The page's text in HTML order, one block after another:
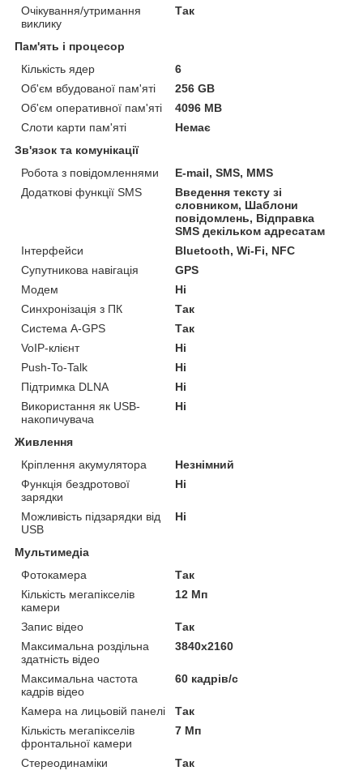
Очікування/утримання
виклику
Так
Пам'ять і процесор
Кількість ядер
6
Об'єм вбудованої пам'яті
256 GB
Об'єм оперативної пам'яті
4096 MB
Слоти карти пам'яті
Немає
Зв'язок та комунікації
Робота з повідомленнями
E-mail, SMS, MMS
Додаткові функції SMS
Введення тексту зі
словником, Шаблони
повідомлень, Відправка
SMS декільком адресатам
Інтерфейси
Bluetooth, Wi-Fi, NFC
Супутникова навігація
GPS
Модем
Ні
Синхронізація з ПК
Так
Система A-GPS
Так
VoIP-клієнт
Ні
Push-To-Talk
Ні
Підтримка DLNA
Ні
Використання як USB-
накопичувача
Ні
Живлення
Кріплення акумулятора
Незнімний
Функція бездротової
зарядки
Ні
Можливість підзарядки від
USB
Ні
Мультимедіа
Фотокамера
Так
Кількість мегапікселів
камери
12 Мп
Запис відео
Так
Максимальна роздільна
здатність відео
3840x2160
Максимальна частота
кадрів відео
60 кадрів/с
Камера на лицьовій панелі
Так
Кількість мегапікселів
фронтальної камери
7 Мп
Стереодинаміки
Так